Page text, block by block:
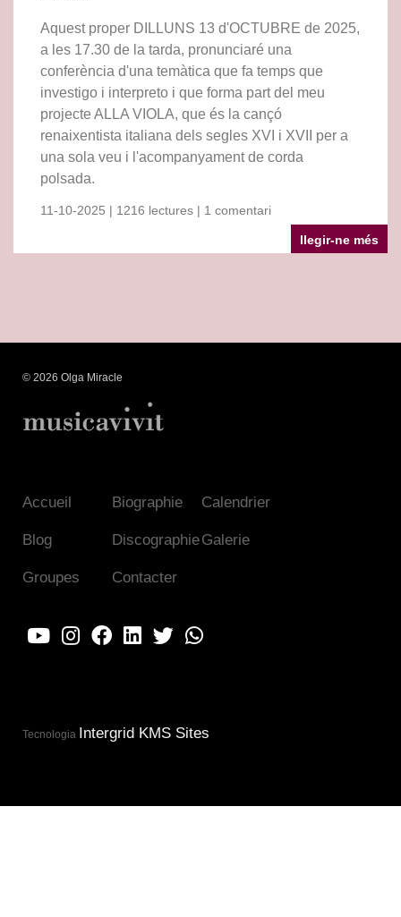
Aquest proper DILLUNS 13 d'OCTUBRE de 2025,
a les 17.30 de la tarda, pronunciaré una
conferència d'una temàtica que fa temps que
investigo i interpreto i que forma part del meu
projecte ALLA VIOLA, que és la cançó
renaixentista italiana dels segles XVI i XVII per a
una sola veu i l'acompanyament de corda
polsada.
11-10-2025 | 1216 lectures | 1 comentari
llegir-ne més
© 2026 Olga Miracle
Accueil Biographie Calendrier
Blog DiscographieGalerie
Groupes Contacter
Tecnologia Intergrid KMS Sites